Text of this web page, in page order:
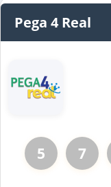
Pega 4 Real
5 7